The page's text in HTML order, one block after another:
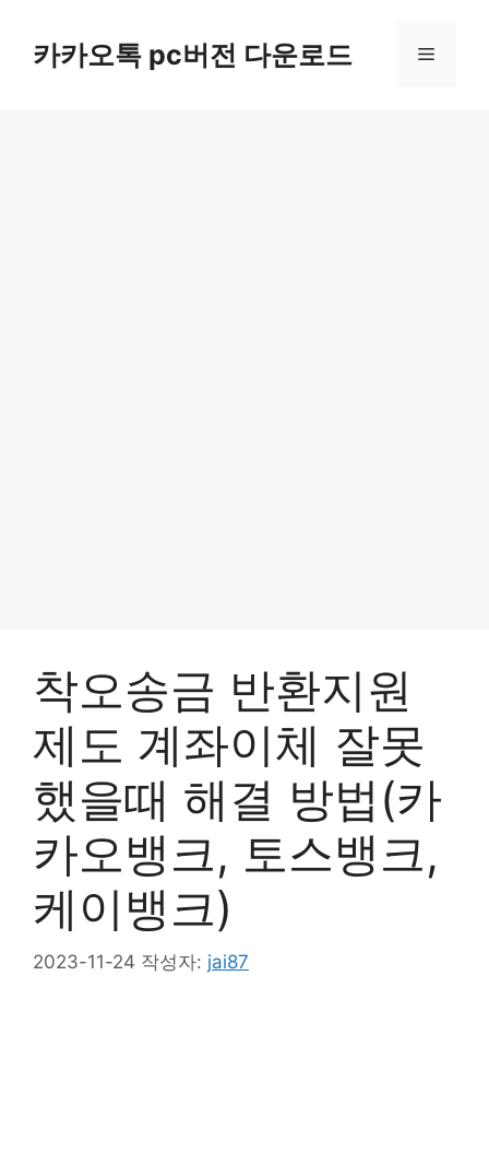
카카오톡 pc버전 다운로드 메
착오송금 반환지원
제도 계좌이체 잘못
했을때 해결 방법(카
카오뱅크, 토스뱅크,
케이뱅크)
2023-11-24 작성자: jai87